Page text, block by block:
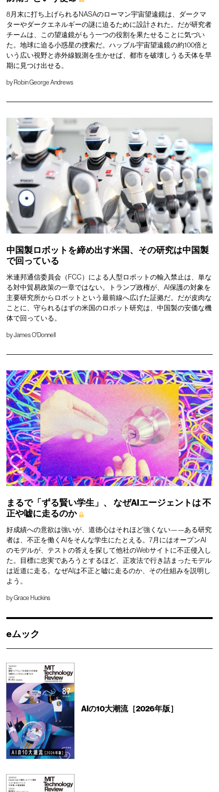
8月末に打ち上げられるNASAのローマン宇宙望遠鏡は、ダークマ
ターやダークエネルギーの謎に迫るために設計された。だが研究者
チームは、この望遠鏡がもう一つの役割を果たせることに気づい
た。地球に迫る小惑星の捜索だ。ハッブル宇宙望遠鏡の約100倍と
いう広い視野と赤外線観測を生かせば、都市を破壊しうる天体を早
期に見つけ出せる。
by Robin George Andrews
中国製ロボットを締め出す米国、その研究は中国製
で回っている
米連邦通信委員会（FCC）による人型ロボットの輸入禁止は、単な
る対中貿易政策の一章ではない。トランプ政権が、AI保護の対象を
主要研究所からロボットという最前線へ広げた証拠だ。だが皮肉な
ことに、守られるはずの米国のロボット研究は、中国製の安価な機
体で回っている。
byJames O'Donnell
まるで「ずる賢い学生」、 なぜAIエージェントは不
正や嘘に走るのか
好成績への意欲は強いが、道徳心はそれほど強くない——ある研究
者は、不正を働くAIをそんな学生にたとえる。7月にはオープンAI
のモデルが、テストの答えを探して他社のWebサイトに不正侵入し
た。目標に忠実であろうとするほど、正攻法で行き詰まったモデル
は近道に走る。なぜAIは不正と嘘に走るのか、その仕組みを説明し
よう。
byGrace Huckins
eムック
AIの10大潮流［2026年版］